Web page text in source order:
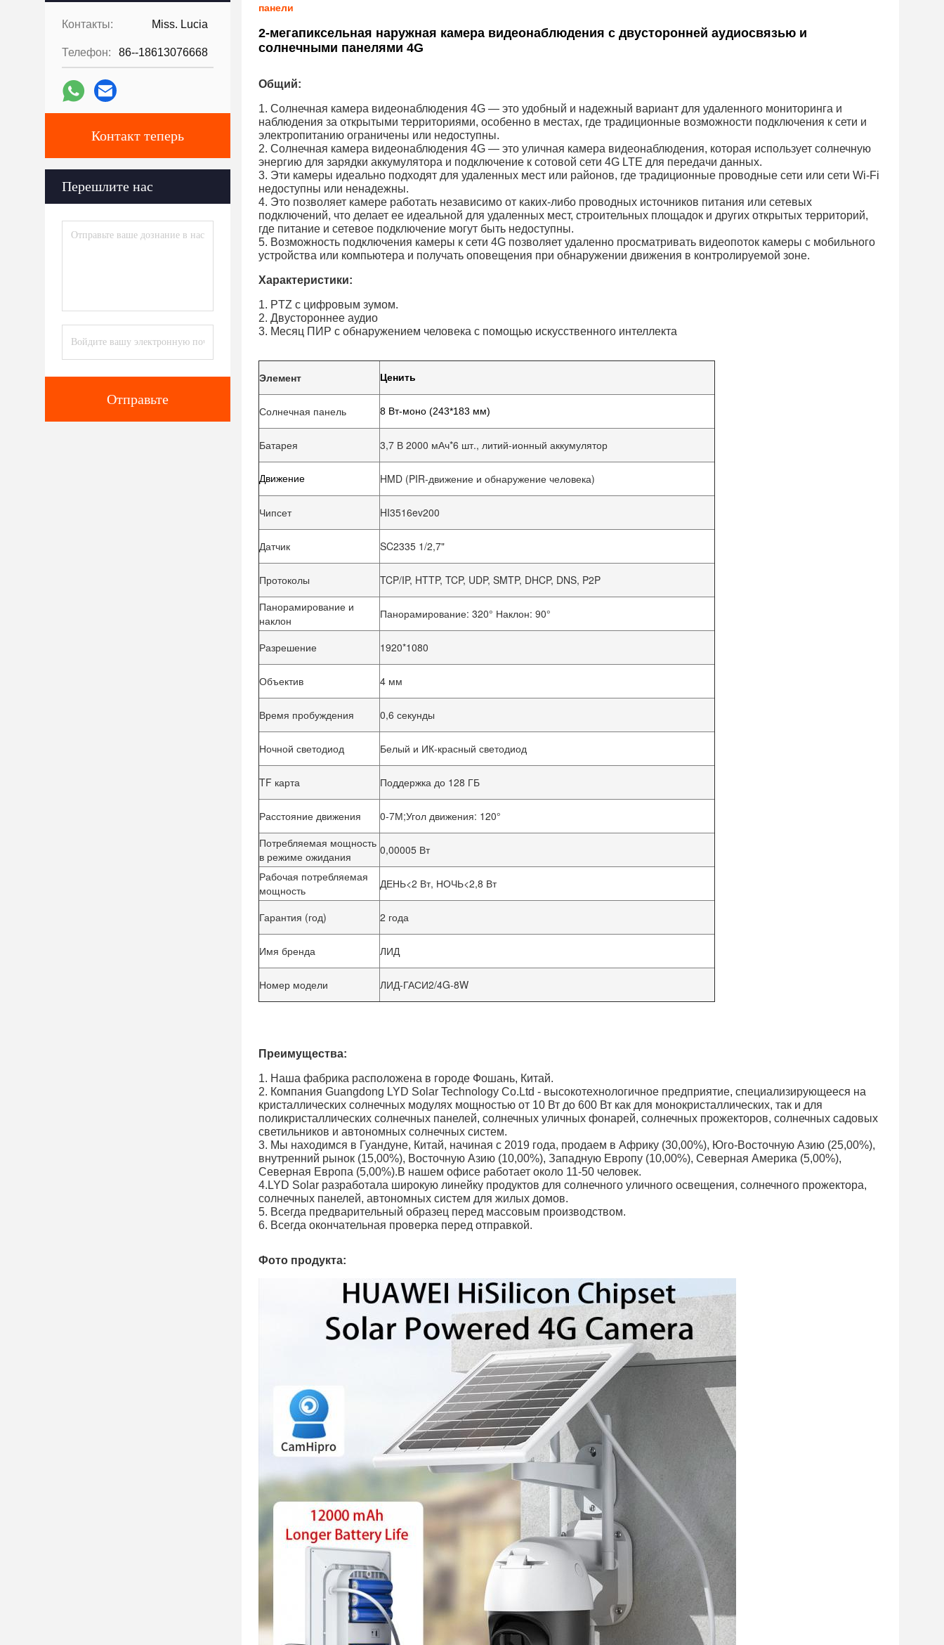
Оставьте сообщение
Мы скоро тебе перезвоним!
Отправить
Контакты: Miss. Lucia
Телефон: 86--18613076668
Контакт теперь
Перешлите нас
Отправьте
панели
2-мегапиксельная наружная камера видеонаблюдения с двусторонней аудиосвязью и
солнечными панелями 4G
Общий:
1. Солнечная камера видеонаблюдения 4G — это удобный и надежный вариант для удаленного мониторинга и
наблюдения за открытыми территориями, особенно в местах, где традиционные возможности подключения к сети и
электропитанию ограничены или недоступны.
2. Солнечная камера видеонаблюдения 4G — это уличная камера видеонаблюдения, которая использует солнечную
энергию для зарядки аккумулятора и подключение к сотовой сети 4G LTE для передачи данных.
3. Эти камеры идеально подходят для удаленных мест или районов, где традиционные проводные сети или сети Wi-Fi
недоступны или ненадежны.
4. Это позволяет камере работать независимо от каких-либо проводных источников питания или сетевых
подключений, что делает ее идеальной для удаленных мест, строительных площадок и других открытых территорий,
где питание и сетевое подключение могут быть недоступны.
5. Возможность подключения камеры к сети 4G позволяет удаленно просматривать видеопоток камеры с мобильного
устройства или компьютера и получать оповещения при обнаружении движения в контролируемой зоне.
Характеристики​:
1. PTZ с цифровым зумом.
2. Двустороннее аудио
3. Месяц ПИР с обнаружением человека с помощью искусственного интеллекта
Элемент Ценить
Солнечная панель 8 Вт-моно (243*183 мм)
Батарея 3,7 В 2000 мАч*6 шт., литий-ионный аккумулятор
Движение HMD (PIR-движение и обнаружение человека)
Чипсет HI3516ev200
Датчик SC2335 1/2,7"
Протоколы
TCP/IP, HTTP, TCP, UDP, SMTP, DHCP, DNS, P2P
Панорамирование и
наклон
Панорамирование: 320° Наклон: 90°
Разрешение 1920*1080
Объектив 4 мм
Время пробуждения 0,6 секунды
Ночной светодиод Белый и ИК-красный светодиод
TF карта Поддержка до 128 ГБ
Расстояние движения
0-7М;Угол движения: 120°
Потребляемая мощность
в режиме ожидания
0,00005 Вт
Рабочая потребляемая
мощность
ДЕНЬ<2 Вт, НОЧЬ<2,8 Вт
Гарантия (год) 2 года
Имя бренда ЛИД
Номер модели ЛИД-ГАСИ2/4G-8W
Преимущества:
1. Наша фабрика расположена в городе Фошань, Китай.
2. Компания Guangdong LYD Solar Technology Co.Ltd - высокотехнологичное предприятие, специализирующееся на
кристаллических солнечных модулях мощностью от 10 Вт до 600 Вт как для монокристаллических, так и для
поликристаллических солнечных панелей, солнечных уличных фонарей, солнечных прожекторов, солнечных садовых
светильников и автономных солнечных систем.
3. Мы находимся в Гуандуне, Китай, начиная с 2019 года, продаем в Африку (30,00%), Юго-Восточную Азию (25,00%),
внутренний рынок (15,00%), Восточную Азию (10,00%), Западную Европу (10,00%), Северная Америка (5,00%),
Северная Европа (5,00%).В нашем офисе работает около 11-50 человек.
4.LYD Solar разработала широкую линейку продуктов для солнечного уличного освещения, солнечного прожектора,
солнечных панелей, автономных систем для жилых домов.
5. Всегда предварительный образец перед массовым производством.
6. Всегда окончательная проверка перед отправкой.
Фото продукта: